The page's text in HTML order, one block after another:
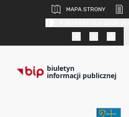
MAPA STRONY
biuletyn
informacji publicznej